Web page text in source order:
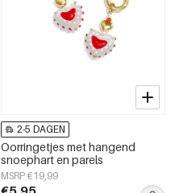
2-5 DAGEN
Oorringetjes met hangend
snoephart en parels
MSRP €19,99